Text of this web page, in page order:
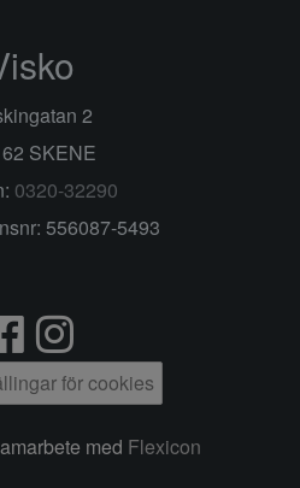
2
SKENE
0320-32290
556087-5493
för cookies
med Flexicon